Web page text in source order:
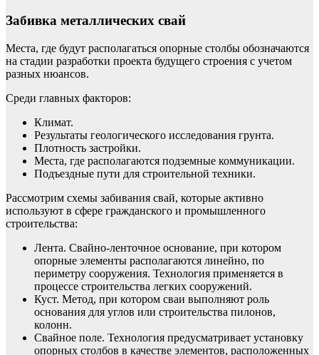
Забивка металлических свай
Места, где будут располагаться опорные столбы обозначаются
на стадии разработки проекта будущего строения с учетом
разных нюансов.
Среди главных факторов:
Климат.
Результаты геологического исследования грунта.
Плотность застройки.
Места, где располагаются подземные коммуникации.
Подъездные пути для строительной техники.
Рассмотрим схемы забивания свай, которые активно
используют в сфере гражданского и промышленного
строительства:
Лента. Свайно-ленточное основание, при котором
опорные элементы располагаются линейно, по
периметру сооружения. Технология применяется в
процессе строительства легких сооружений.
Куст. Метод, при котором сваи выполняют роль
основания для углов или строительства пилонов,
колонн.
Свайное поле. Технология предусматривает установку
опорных столбов в качестве элементов, расположенных